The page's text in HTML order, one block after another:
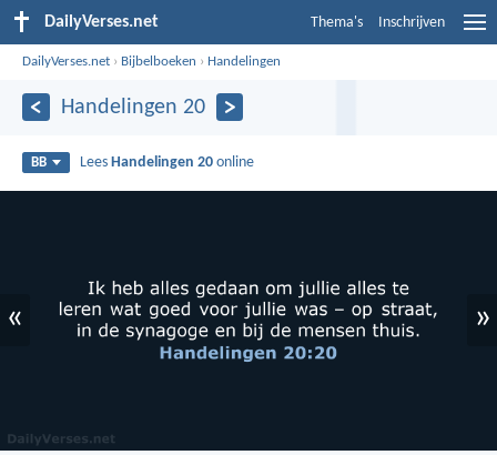
DailyVerses.net Thema's Inschrijven
DailyVerses.net › Bijbelboeken › Handelingen
Handelingen 20
BB Lees Handelingen 20 online
« »